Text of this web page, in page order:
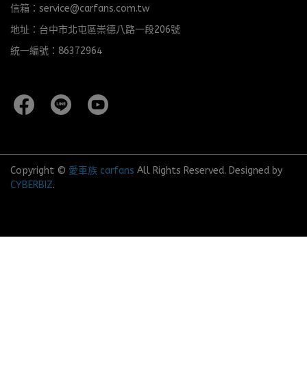
信箱：service@carfans.com.tw
地址：台中市北屯區崇德八路一段206號
統一編號：86372964
Copyright © 愛車族 carfans All Rights Reserved. Designed by
CYBERBIZ.